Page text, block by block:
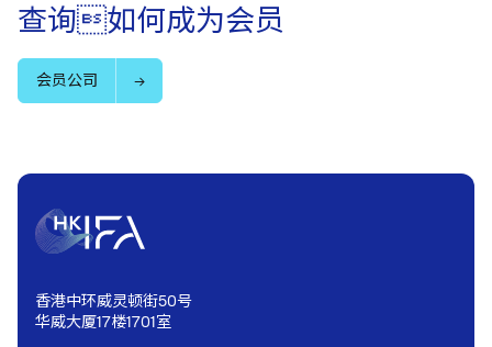
查询如何成为会员
会员公司
香港中环威灵顿街50号
华威大厦17楼1701室